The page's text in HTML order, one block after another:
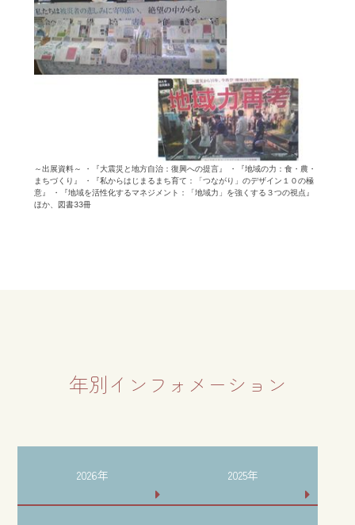
～出展資料～ ・『大震災と地方自治：復興への提言』 ・『地域の力：食・農・
まちづくり』 ・『私からはじまるまち育て：「つながり」のデザイン１０の極
意』 ・『地域を活性化するマネジメント：「地域力」を強くする３つの視点』
ほか、図書33冊
年別インフォメーション
2026年 2025年